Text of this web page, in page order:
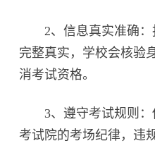
2、信息真实准确：
完整真实，学校会核验
消考试资格。
3、遵守考试规则：
考试院的考场纪律，违